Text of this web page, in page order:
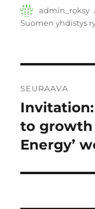
i
k
s
Kirjoittaja
admin_roksy
Suomen yhdistys
selaus
SEURAAVA
Seuraava
artikkeli:
to growth
Energy’